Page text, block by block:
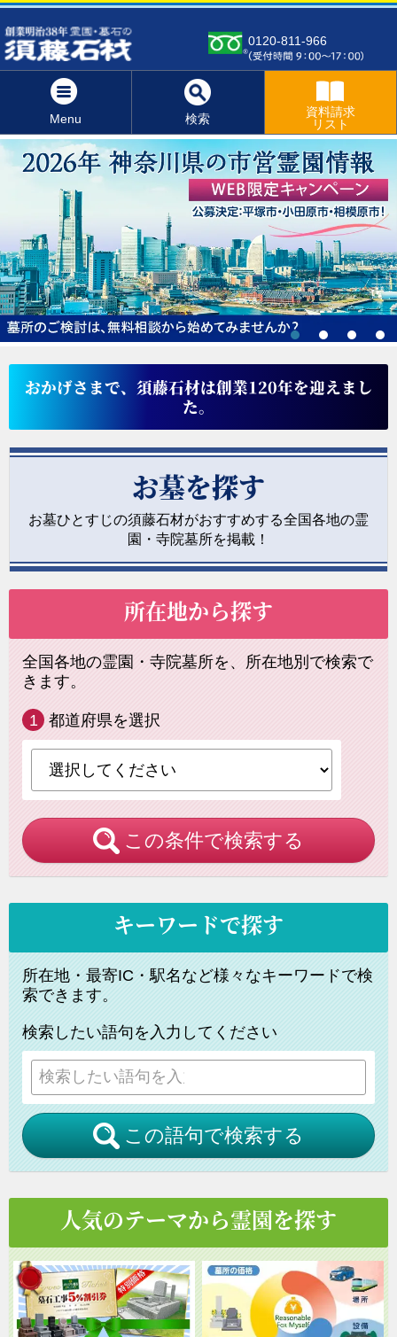
0120-811-966
Menu 検索
資料請求
リスト
おかげさまで、須藤石材は創業120年を迎えまし
た。
お墓を探す
お墓ひとすじの須藤石材がおすすめする全国各地の霊
園・寺院墓所を掲載！
所在地から探す
全国各地の霊園・寺院墓所を、所在地別で検索で
きます。
1 都道府県を選択
この条件で検索する
キーワードで探す
所在地・最寄IC・駅名など様々なキーワードで検
索できます。
検索したい語句を入力してください
この語句で検索する
人気のテーマから霊園を探す